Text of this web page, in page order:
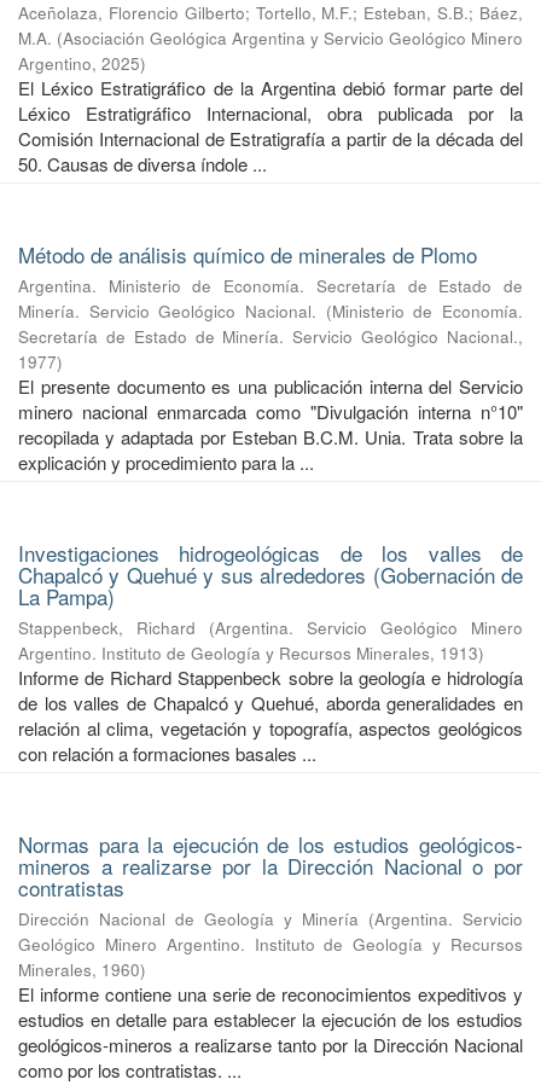
Aceñolaza, Florencio Gilberto; Tortello, M.F.; Esteban, S.B.; Báez,
M.A. (Asociación Geológica Argentina y Servicio Geológico Minero
Argentino, 2025)
El Léxico Estratigráfico de la Argentina debió formar parte del
Léxico Estratigráfico Internacional, obra publicada por la
Comisión Internacional de Estratigrafía a partir de la década del
50. Causas de diversa índole ...
Método de análisis químico de minerales de Plomo
Argentina. Ministerio de Economía. Secretaría de Estado de
Minería. Servicio Geológico Nacional. (Ministerio de Economía.
Secretaría de Estado de Minería. Servicio Geológico Nacional.,
1977)
El presente documento es una publicación interna del Servicio
minero nacional enmarcada como "Divulgación interna n°10"
recopilada y adaptada por Esteban B.C.M. Unia. Trata sobre la
explicación y procedimiento para la ...
Investigaciones hidrogeológicas de los valles de
Chapalcó y Quehué y sus alrededores (Gobernación de
La Pampa)
Stappenbeck, Richard (Argentina. Servicio Geológico Minero
Argentino. Instituto de Geología y Recursos Minerales, 1913)
Informe de Richard Stappenbeck sobre la geología e hidrología
de los valles de Chapalcó y Quehué, aborda generalidades en
relación al clima, vegetación y topografía, aspectos geológicos
con relación a formaciones basales ...
Normas para la ejecución de los estudios geológicos-
mineros a realizarse por la Dirección Nacional o por
contratistas
Dirección Nacional de Geología y Minería (Argentina. Servicio
Geológico Minero Argentino. Instituto de Geología y Recursos
Minerales, 1960)
El informe contiene una serie de reconocimientos expeditivos y
estudios en detalle para establecer la ejecución de los estudios
geológicos-mineros a realizarse tanto por la Dirección Nacional
como por los contratistas. ...